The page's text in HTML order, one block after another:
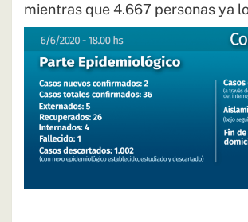
mientras que 4.667 personas ya